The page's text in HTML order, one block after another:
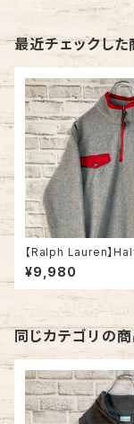
最近チェックし
【Ralph Lauren】
ece L ラルフローレン
ップ フリース 切替 胸
ロゴ ゆるだぼ ビッグ
アメリカ USA 古着
¥9,980
同じカテゴリの